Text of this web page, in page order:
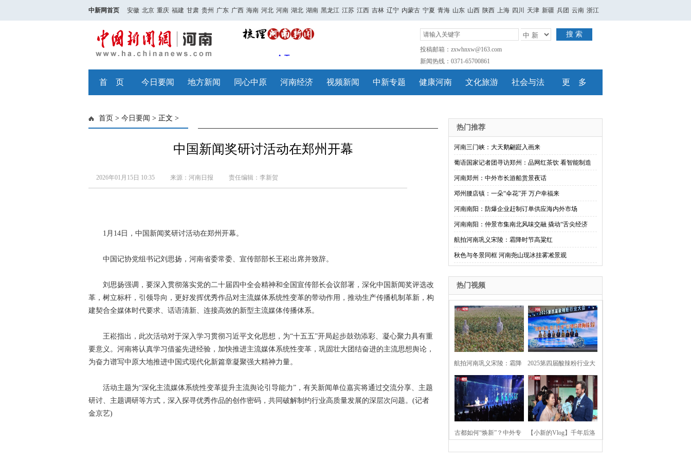
中新网首页 安徽 北京 重庆 福建 甘肃 贵州 广东 广西 海南 河北 河南 湖北 湖南 黑龙江 江苏 江西 吉林 辽宁 内蒙古 宁夏 青海 山东 山西 陕西 上海 四川 天津 新疆 兵团 云南 浙江
搜 索
投稿邮箱：zxwhnxw@163.com
新闻热线：0371-65700861
首 页 今日要闻 地方新闻 同心中原 河南经济 视频新闻 中新专题 健康河南 文化旅游 社会与法 更 多
首页 > 今日要闻 > 正文 >
中国新闻奖研讨活动在郑州开幕
2026年01月15日 10:35 来源：河南日报 责任编辑：李新贺
1月14日，中国新闻奖研讨活动在郑州开幕。
中国记协党组书记刘思扬，河南省委常委、宣传部部长王崧出席并致辞。
刘思扬强调，要深入贯彻落实党的二十届四中全会精神和全国宣传部长会议部署，深化中国新闻奖评选改
革，树立标杆，引领导向，更好发挥优秀作品对主流媒体系统性变革的带动作用，推动生产传播机制革新，构
建契合全媒体时代要求、话语清新、连接高效的新型主流媒体传播体系。
王崧指出，此次活动对于深入学习贯彻习近平文化思想，为“十五五”开局起步鼓劲添彩、凝心聚力具有重
要意义。河南将认真学习借鉴先进经验，加快推进主流媒体系统性变革，巩固壮大团结奋进的主流思想舆论，
为奋力谱写中原大地推进中国式现代化新篇章凝聚强大精神力量。
活动主题为“深化主流媒体系统性变革提升主流舆论引导能力”，有关新闻单位嘉宾将通过交流分享、主题
研讨、主题调研等方式，深入探寻优秀作品的创作密码，共同破解制约行业高质量发展的深层次问题。(记者
金京艺)
热门推荐
河南三门峡：大天鹅翩跹入画来
葡语国家记者团寻访郑州：品网红茶饮 看智能制造
河南郑州：中外市长游船赏景夜话
邓州腰店镇：一朵“伞花”开 万户幸福来
河南南阳：防爆企业赶制订单供应海内外市场
河南南阳：仲景市集南北风味交融 撬动“舌尖经济
航拍河南巩义宋陵：霜降时节高粱红
秋色与冬景同框 河南尧山现冰挂雾凇景观
热门视频
航拍河南巩义宋陵：霜降
时节高粱红
2025第四届酸辣粉行业大
会在河南开封举行
古都如何“焕新”？中外专 【小新的Vlog】千年后洛